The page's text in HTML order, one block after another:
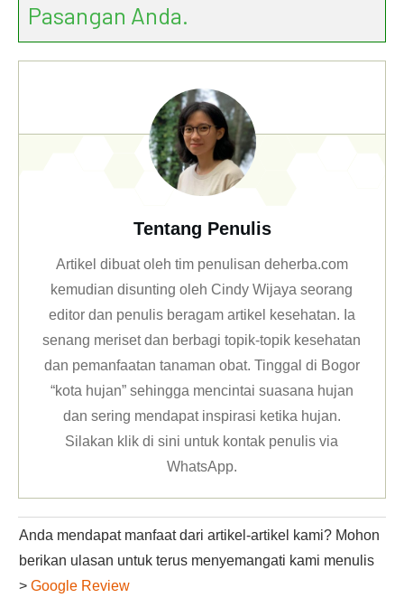
Pasangan Anda.
Tentang Penulis
Artikel dibuat oleh tim penulisan deherba.com
kemudian disunting oleh Cindy Wijaya seorang
editor dan penulis beragam artikel kesehatan. Ia
senang meriset dan berbagi topik-topik kesehatan
dan pemanfaatan tanaman obat. Tinggal di Bogor
“kota hujan” sehingga mencintai suasana hujan
dan sering mendapat inspirasi ketika hujan.
Silakan klikdi sini untuk kontak penulis via
WhatsApp.
Anda mendapat manfaat dari artikel-artikel kami? Mohon
berikan ulasan untuk terus menyemangati kami menulis
> Google Review